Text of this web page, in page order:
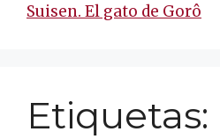
Suisen. El gato de Gorô
Etiquetas: